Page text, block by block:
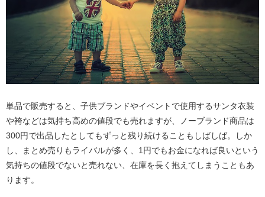
単品で販売すると、子供ブランドやイベントで使用するサンタ衣装
や袴などは気持ち高めの値段でも売れますが、ノーブランド商品は
300円で出品したとしてもずっと残り続けることもしばしば。しか
し、まとめ売りもライバルが多く、1円でもお金になれば良いという
気持ちの値段でないと売れない、在庫を長く抱えてしまうこともあ
ります。